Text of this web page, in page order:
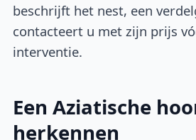
beschrijft het nest, een
contacteert u met zijn prijs
interventie.
Een Aziatische
herkennen